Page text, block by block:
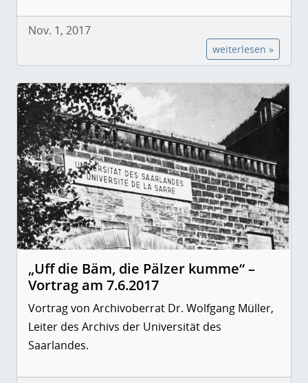
Nov. 1, 2017
weiterlesen »
„Uff die Bäm, die Pälzer kumme“ –
Vortrag am 7.6.2017
Vortrag von Archivoberrat Dr. Wolfgang Müller,
Leiter des Archivs der Universität des
Saarlandes.